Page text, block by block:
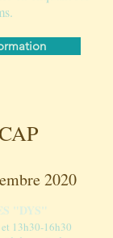
2020
"DYS"
13h30-16h30